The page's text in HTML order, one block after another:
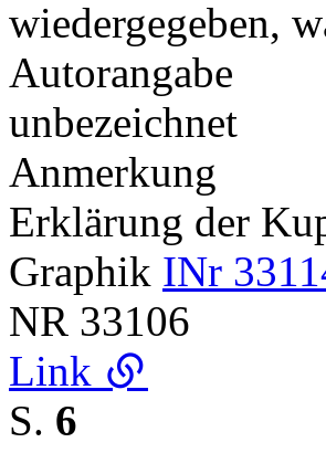
wiedergegeben,
Autorangabe
unbezeichnet
Anmerkung
Erklärung der
Graphik INr
NR 33106
Link
S. 6